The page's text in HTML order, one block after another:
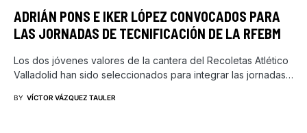
ADRIÁN PONS E IKER LÓPEZ CONVOCADOS PARA
LAS JORNADAS DE TECNIFICACIÓN DE LA RFEBM
Los dos jóvenes valores de la cantera del Recoletas Atlético
Valladolid han sido seleccionados para integrar las jornadas…
BY VÍCTOR VÁZQUEZ TAULER